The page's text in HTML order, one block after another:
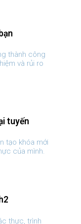
thành công
và rủi ro
tuyến
tạo khóa mới
của mình.
thực, trình